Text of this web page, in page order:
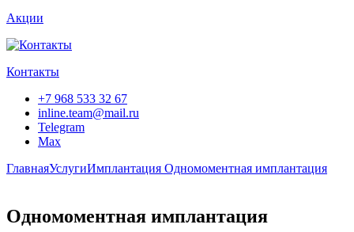
Акции
Контакты
+7 968 533 32 67
inline.team@mail.ru
Telegram
Max
ГлавнаяУслугиИмплантация Одномоментная имплантация
Одномоментная имплантация